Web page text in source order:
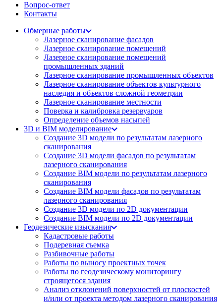
Вопрос-ответ
Контакты
Обмерные работы
Лазерное сканирование фасадов
Лазерное сканирование помещений
Лазерное сканирование помещений
промышленных зданий
Лазерное сканирование промышленных объектов
Лазерное сканирование объектов культурного
наследия и объектов сложной геометрии
Лазерное сканирование местности
Поверка и калибровка резервуаров
Определение объемов насы​​пей
3D и BIM моделирование
Создание 3D модели по результатам лазерного
сканирования
Создание 3D модели фасадов по результатам
лазерного сканирования
Создание BIM модели по результатам лазерного
сканирования
Создание BIM модели фасадов по результатам
лазерного сканирования
Создание 3D модели по 2D документации
Создание BIM модели по 2D документации
Геодезические изыскания
Кадастровые работы
Подеревная съемка
Разбивочные работы
Работы по выносу проектных точек
Работы по геодезическому мониторингу
строящегося здания
Анализ отклонений поверхностей от плоскостей
и/или от проекта методом лазерного сканирования